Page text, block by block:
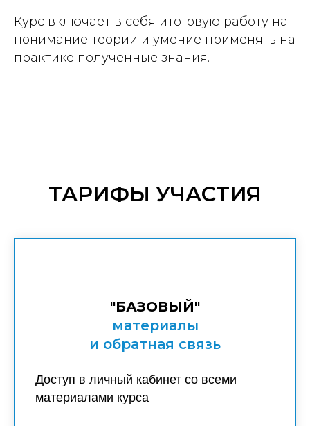
Курс включает в себя итоговую работу на
понимание теории и умение применять на
практике полученные знания.
ТАРИФЫ УЧАСТИЯ
"БАЗОВЫЙ"
материалы
и обратная связь
Доступ в личный кабинет со всеми
материалами курса